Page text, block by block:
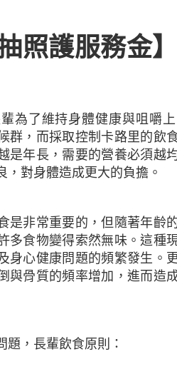
照護服務金
為了維持身體健康與咀嚼
群，而採取控制卡路里的飲
是年長，需要的營養必須越
，對身體造成更大的負擔。
是非常重要的，但隨著年齡
多食物變得索然無味。這種
身心健康問題的頻繁發生。
與骨質的頻率增加，進而造
題，長輩飲食原則：